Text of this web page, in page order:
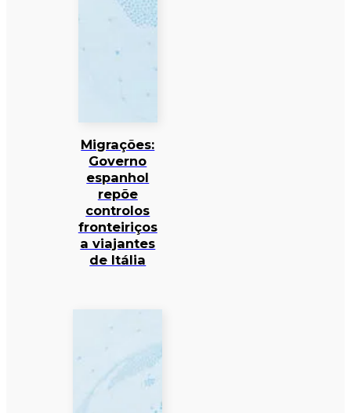
Migrações:
Governo
espanhol
repõe
controlos
fronteiriços
a viajantes
de Itália